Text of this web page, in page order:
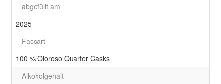
abgefüllt am
2025
Fassart
100 % Oloroso Quarter Casks
Alkoholgehalt